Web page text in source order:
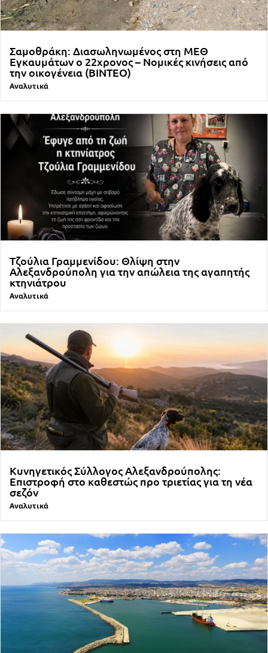
Σαμοθράκη: Διασωληνωμένος στη ΜΕΘ
Εγκαυμάτων ο 22χρονος – Νομικές κινήσεις από
την οικογένεια (ΒΙΝΤΕΟ)
Αναλυτικά
Τζούλια Γραμμενίδου: Θλίψη στην
Αλεξανδρούπολη για την απώλεια της αγαπητής
κτηνιάτρου
Αναλυτικά
Κυνηγετικός Σύλλογος Αλεξανδρούπολης:
Επιστροφή στο καθεστώς προ τριετίας για τη νέα
σεζόν
Αναλυτικά